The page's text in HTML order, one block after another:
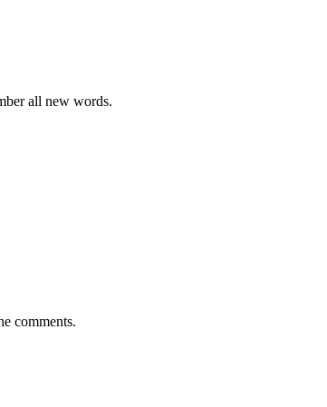
all new words.
comments.